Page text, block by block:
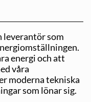
leverantör som
energi och att
våra
moderna tekniska
som lönar sig.